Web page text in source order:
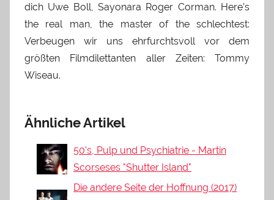
dich Uwe Boll, Sayonara Roger Corman. Here’s
the real man, the master of the schlechtest:
Verbeugen wir uns ehrfurchtsvoll vor dem
größten Filmdilettanten aller Zeiten: Tommy
Wiseau.
Ähnliche Artikel
50's, Pulp und Psychiatrie - Martin
Scorseses "Shutter Island"
Die andere Seite der Hoffnung (2017)